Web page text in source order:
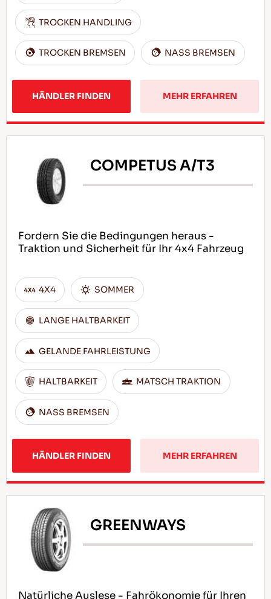
TROCKEN HANDLING
TROCKEN BREMSEN NASS BREMSEN
HÄNDLER FINDEN MEHR ERFAHREN
COMPETUS A/T3
Fordern Sie die Bedingungen heraus -
Traktion und Sicherheit für Ihr 4x4 Fahrzeug
4X4 SOMMER
LANGE HALTBARKEIT
GELANDE FAHRLEISTUNG
HALTBARKEIT MATSCH TRAKTION
NASS BREMSEN
HÄNDLER FINDEN MEHR ERFAHREN
GREENWAYS
Natürliche Auslese - Fahrökonomie für Ihren